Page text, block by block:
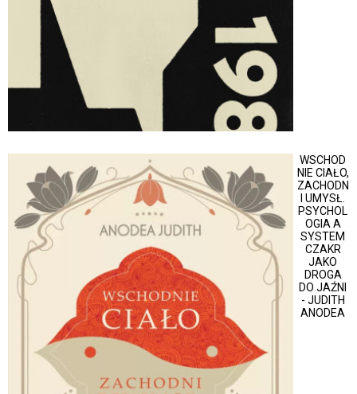
WSCHOD
NIE CIAŁO,
ZACHODN
I UMYSŁ.
PSYCHOL
OGIA A
SYSTEM
CZAKR
JAKO
DROGA
DO JAŹNI
- JUDITH
ANODEA